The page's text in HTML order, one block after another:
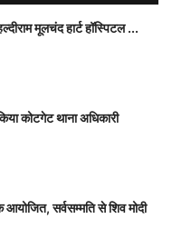
मूलचंद हार्ट हॉस्पिटल ...
कोटगेट थाना अधिकारी
सर्वसम्मति से शिव मोदी